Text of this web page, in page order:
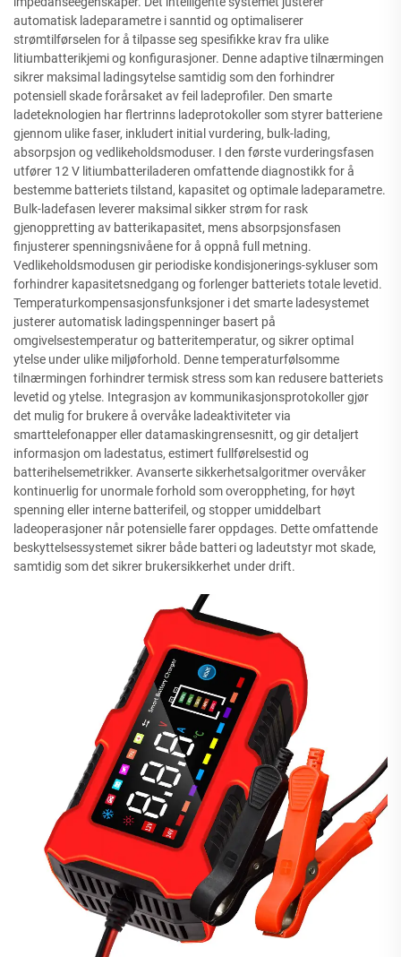
automatisk ladeparametre i sanntid og optimaliserer
strømtilførselen for å tilpasse seg spesifikke krav fra ulike
litiumbatterikjemi og konfigurasjoner. Denne adaptive tilnærmingen
sikrer maksimal ladingsytelse samtidig som den forhindrer
potensiell skade forårsaket av feil ladeprofiler. Den smarte
ladeteknologien har flertrinns ladeprotokoller som styrer batteriene
gjennom ulike faser, inkludert initial vurdering, bulk-lading,
absorpsjon og vedlikeholdsmoduser. I den første vurderingsfasen
utfører 12 V litiumbatteriladeren omfattende diagnostikk for å
bestemme batteriets tilstand, kapasitet og optimale ladeparametre.
Bulk-ladefasen leverer maksimal sikker strøm for rask
gjenoppretting av batterikapasitet, mens absorpsjonsfasen
finjusterer spenningsnivåene for å oppnå full metning.
Vedlikeholdsmodusen gir periodiske kondisjonerings-sykluser som
forhindrer kapasitetsnedgang og forlenger batteriets totale levetid.
Temperaturkompensasjonsfunksjoner i det smarte ladesystemet
justerer automatisk ladingspenninger basert på
omgivelsestemperatur og batteritemperatur, og sikrer optimal
ytelse under ulike miljøforhold. Denne temperaturfølsomme
tilnærmingen forhindrer termisk stress som kan redusere batteriets
levetid og ytelse. Integrasjon av kommunikasjonsprotokoller gjør
det mulig for brukere å overvåke ladeaktiviteter via
smarttelefonapper eller datamaskingrensesnitt, og gir detaljert
informasjon om ladestatus, estimert fullførelsestid og
batterihelsemetrikker. Avanserte sikkerhetsalgoritmer overvåker
kontinuerlig for unormale forhold som overoppheting, for høyt
spenning eller interne batterifeil, og stopper umiddelbart
ladeoperasjoner når potensielle farer oppdages. Dette omfattende
beskyttelsessystemet sikrer både batteri og ladeutstyr mot skade,
samtidig som det sikrer brukersikkerhet under drift.